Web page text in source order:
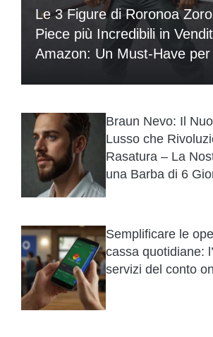
Le 3 Figure di Roronoa
Piece più Incredibili in
Amazon: Un Must-Have per
Braun Nevo: Il
Lusso che
Rasatura – La
una Barba di 6
Semplificare le
cassa quotidiane:
servizi del conto